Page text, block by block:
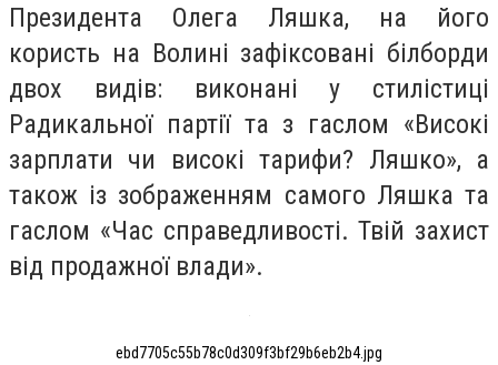
Президента Олега Ляшка, на його
користь на Волині зафіксовані білборди
двох видів: виконані у стилістиці
Радикальної партії та з гаслом «Високі
зарплати чи високі тарифи? Ляшко», а
також із зображенням самого Ляшка та
гаслом «Час справедливості. Твій захист
від продажної влади».
ebd7705c55b78c0d309f3bf29b6eb2b4.jpg